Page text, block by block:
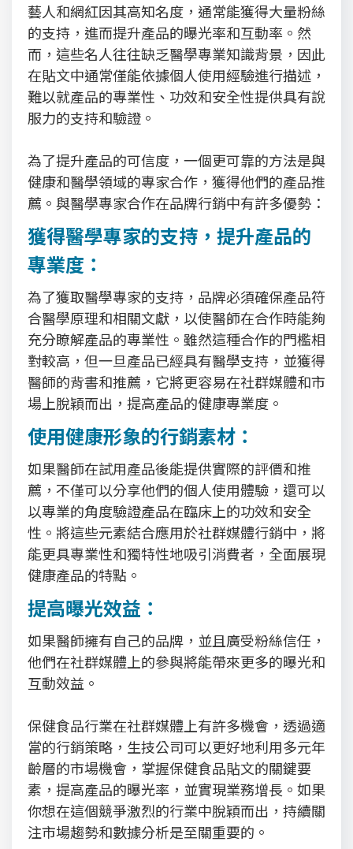
藝人和網紅因其高知名度，通常能獲得大量粉絲
的支持，進而提升產品的曝光率和互動率。然
而，這些名人往往缺乏醫學專業知識背景，因此
在貼文中通常僅能依據個人使用經驗進行描述，
難以就產品的專業性、功效和安全性提供具有說
服力的支持和驗證。
為了提升產品的可信度，一個更可靠的方法是與
健康和醫學領域的專家合作，獲得他們的產品推
薦。與醫學專家合作在品牌行銷中有許多優勢：
獲得醫學專家的支持，提升產品的
專業度：
為了獲取醫學專家的支持，品牌必須確保產品符
合醫學原理和相關文獻，以使醫師在合作時能夠
充分瞭解產品的專業性。雖然這種合作的門檻相
對較高，但一旦產品已經具有醫學支持，並獲得
醫師的背書和推薦，它將更容易在社群媒體和市
場上脫穎而出，提高產品的健康專業度。
使用健康形象的行銷素材：
如果醫師在試用產品後能提供實際的評價和推
薦，不僅可以分享他們的個人使用體驗，還可以
以專業的角度驗證產品在臨床上的功效和安全
性。將這些元素結合應用於社群媒體行銷中，將
能更具專業性和獨特性地吸引消費者，全面展現
健康產品的特點。
提高曝光效益：
如果醫師擁有自己的品牌，並且廣受粉絲信任，
他們在社群媒體上的參與將能帶來更多的曝光和
互動效益。
保健食品行業在社群媒體上有許多機會，透過適
當的行銷策略，生技公司可以更好地利用多元年
齡層的市場機會，掌握保健食品貼文的關鍵要
素，提高產品的曝光率，並實現業務增長。如果
你想在這個競爭激烈的行業中脫穎而出，持續關
注市場趨勢和數據分析是至關重要的。